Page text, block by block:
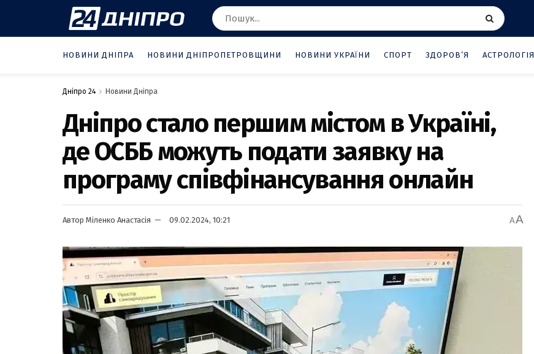
НОВИНИ ДНІПРА НОВИНИ ДНІПРОПЕТРОВЩИНИ НОВИНИ УКРАЇНИ СПОРТ ЗДОРОВ’Я АСТРОЛОГІЯ
Дніпро 24 Новини Дніпра
Дніпро стало першим містом в Україні,
де ОСББ можуть подати заявку на
програму співфінансування онлайн
Автор Міленко Анастасія 09.02.2024, 10:21 AA